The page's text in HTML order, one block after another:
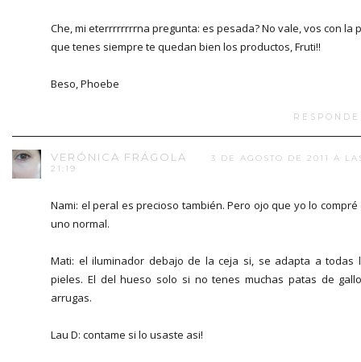
Che, mi eterrrrrrrrna pregunta: es pesada? No vale, vos con la
que tenes siempre te quedan bien los productos, Fruti!!
Beso, Phoebe
VERÓNICA FRÁGOLA
3 DE AGOSTO DE 2011 A
21:19
Nami: el peral es precioso también. Pero ojo que yo lo compré
uno normal.
Mati: el iluminador debajo de la ceja si, se adapta a todas
pieles. El del hueso solo si no tenes muchas patas de
arrugas.
Lau D: contame si lo usaste asi!